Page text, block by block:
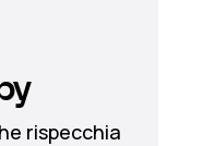
rispecchia